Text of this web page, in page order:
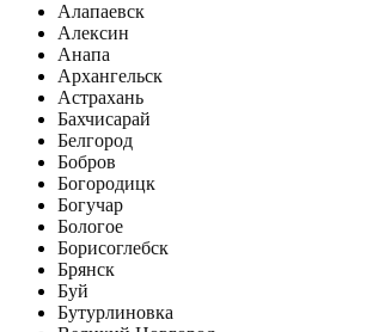
Алапаевск
Алексин
Анапа
Архангельск
Астрахань
Бахчисарай
Белгород
Бобров
Богородицк
Богучар
Бологое
Борисоглебск
Брянск
Буй
Бутурлиновка